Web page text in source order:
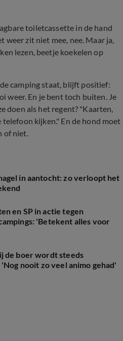
toiletcassette in de hand
weer zit niet mee, nee. Maar ja,
lezen, beetje koekelen op
camping staat, blijft positief:
weer. En je bent toch buiten. Je
doen als het regent? "Kaarten,
telefoon kijken." En de hond moet
of niet.
in aantocht: zo verloopt het
en SP in actie tegen
'Betekent alles voor
de boer wordt steeds
nooit zo veel animo gehad'